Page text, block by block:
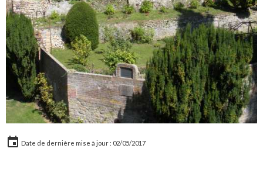
Date de dernière mise à jour : 02/05/2017